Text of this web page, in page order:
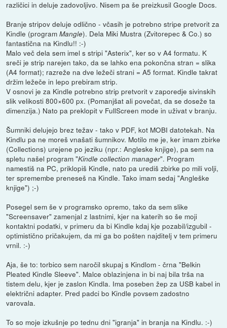
različici in deluje zadovoljivo. Nisem pa še preizkusil Google Docs.
Branje stripov deluje odlično - včasih je potrebno stripe pretvorit za
Kindle (programMangle). Dela Miki Mustra (Zvitorepec & Co.) so
fantastična na Kindlu!! :-)
Malo več dela sem imel s stripi "Asterix", ker so v A4 formatu. K
sreči je strip narejen tako, da se lahko ena pokončna stran = slika
(A4 format); razreže na dve ležeči strani = A5 format. Kindle takrat
držim ležeče in lepo prebiram strip.
V osnovi je za Kindle potrebno strip pretvorit v zaporedje sivinskih
slik velikosti 800×600 px. (Pomanjšat ali povečat, da se doseže ta
dimenzija.) Nato pa preklopit v FullScreen mode in uživat v branju.
Šumniki delujejo brez težav - tako v PDF, kot MOBI datotekah. Na
Kindlu pa ne moreš vnašati šumnikov. Motilo me je, ker imam zbirke
(Collections) urejene po jeziku (npr.: Angleske knjige), pa sem na
spletu našel program "Kindle collection manager". Program
namestiš na PC, priklopiš Kindle, nato pa urediš zbirke po mili volji,
ter spremembe preneseš na Kindle. Tako imam sedaj "Angleške
knjige") ;-)
Posegel sem še v programsko opremo, tako da sem slike
"Screensaver" zamenjal z lastnimi, kjer na katerih so še moji
kontaktni podatki, v primeru da bi Kindle kdaj kje pozabil/izgubil -
optimistično pričakujem, da mi ga bo pošten najditelj v tem primeru
vrnil. :-)
Aja, še to: torbico sem naročil skupaj s Kindlom - črna "Belkin
Pleated Kindle Sleeve". Malce oblazinjena in bi naj bila trša na
tistem delu, kjer je zaslon Kindla. Ima poseben žep za USB kabel in
električni adapter. Pred padci bo Kindle povsem zadostno
varovala.
To so moje izkušnje po tednu dni "igranja" in branja na Kindlu. :-)